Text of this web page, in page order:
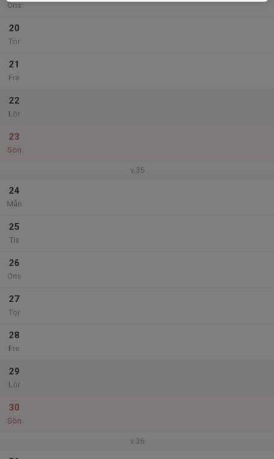
Ons
20
Tor
21
Fre
22
Lör
23
Sön
v.35
24
Mån
25
Tis
26
Ons
27
Tor
28
Fre
29
Lör
30
Sön
v.36